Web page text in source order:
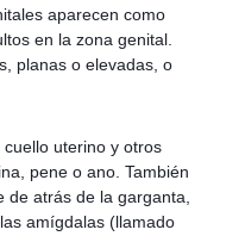
aparecen como
en la zona genital.
planas o elevadas, o
uterino y otros
pene o ano. También
atrás de la garganta,
amígdalas (llamado